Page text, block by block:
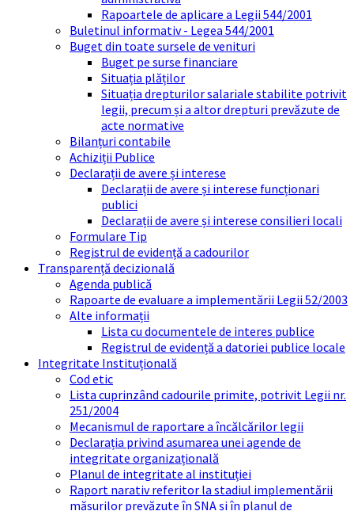
Rapoartele de aplicare a Legii 544/2001
Buletinul informativ - Legea 544/2001
Buget din toate sursele de venituri
Buget pe surse financiare
Situația plăților
Situația drepturilor salariale stabilite potrivit
legii, precum și a altor drepturi prevăzute de
acte normative
Bilanțuri contabile
Achiziții Publice
Declarații de avere și interese
Declarații de avere și interese funcționari
publici
Declarații de avere și interese consilieri locali
Formulare Tip
Registrul de evidență a cadourilor
Transparență decizională
Agenda publică
Rapoarte de evaluare a implementării Legii 52/2003
Alte informații
Lista cu documentele de interes publice
Registrul de evidență a datoriei publice locale
Integritate Instituțională
Cod etic
Lista cuprinzând cadourile primite, potrivit Legii nr.
251/2004
Mecanismul de raportare a încălcărilor legii
Declarația privind asumarea unei agende de
integritate organizațională
Planul de integritate al instituției
Raport narativ referitor la stadiul implementării
măsurilor prevăzute în SNA și în planul de